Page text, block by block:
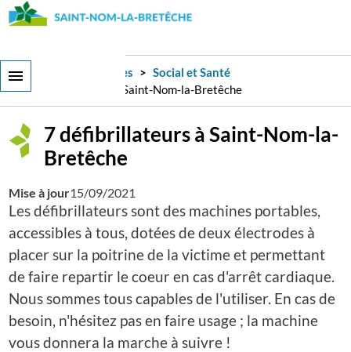
Aller
principal
Services et démarches
Social et Santé
7 défibrillateurs à Saint-Nom-la-Bretêche
7 défibrillateurs à Saint-Nom-la-
Bretêche
Mise à jour15/09/2021
Les défibrillateurs sont des machines portables,
accessibles à tous, dotées de deux électrodes à
placer sur la poitrine de la victime et permettant
de faire repartir le coeur en cas d'arrêt cardiaque.
Nous sommes tous capables de l'utiliser. En cas de
besoin, n'hésitez pas en faire usage ; la machine
vous donnera la marche à suivre !